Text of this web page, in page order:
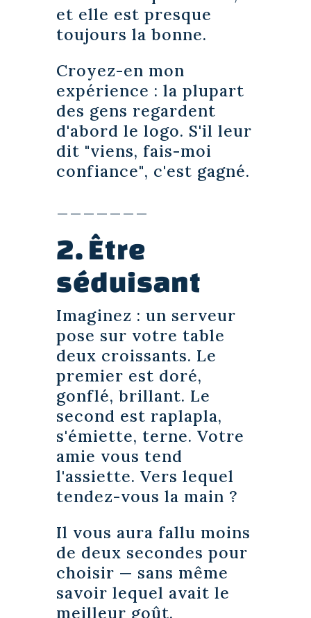
et elle est presque
toujours la bonne.
Croyez-en mon
expérience : la plupart
des gens regardent
d'abord le logo. S'il leur
dit "viens, fais-moi
confiance", c'est gagné.
2. Être
séduisant
Imaginez : un serveur
pose sur votre table
deux croissants. Le
premier est doré,
gonflé, brillant. Le
second est raplapla,
s'émiette, terne. Votre
amie vous tend
l'assiette. Vers lequel
tendez-vous la main ?
Il vous aura fallu moins
de deux secondes pour
choisir — sans même
savoir lequel avait le
meilleur goût.